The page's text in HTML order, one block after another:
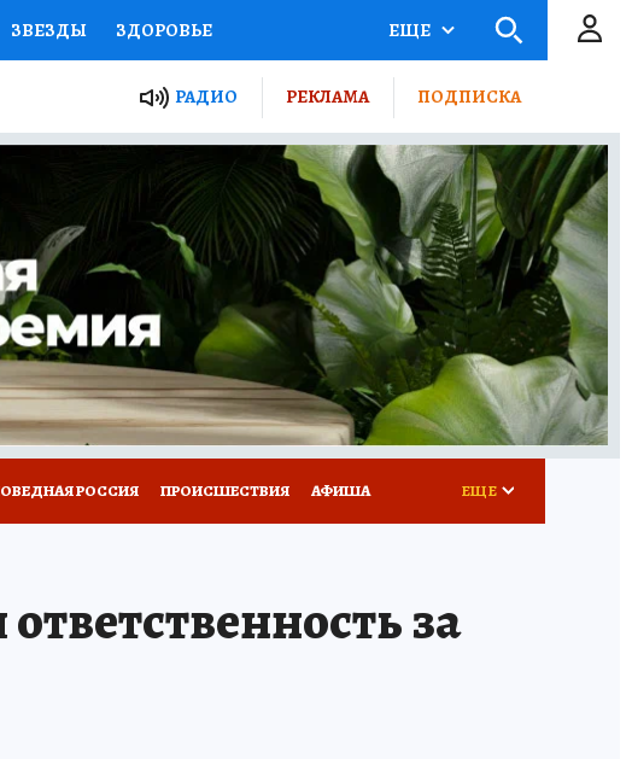
ЗВЕЗДЫ ЗДОРОВЬЕ
ПРОЕКТЫ РОССИИ
СЕКРЕТЫ ПУТЕВОДИТЕЛЬ
ДЕФИЦИТ ЖЕЛЕЗА ТУРИЗМ
ГИД ПОТРЕБИТЕЛЯ ВСЕ О КП
ЕЩЕ
РАДИО РЕКЛАМА ПОДПИСКА
РОССИЯ ПРОИСШЕСТВИЯ АФИША ЕЩЕ
за